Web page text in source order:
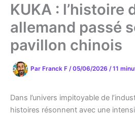
KUKA : l’histoire
allemand passé
pavillon chinois
Par Franck F /05/06/2026 /11
Dans l’univers impitoyable de
histoires résonnent avec une